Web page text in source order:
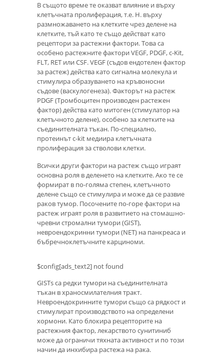
В същото време те оказват влияние и върху
клетъчната пролиферация, т.е. H. върху
размножаването на клетките чрез делене на
клетките, тъй като те също действат като
рецептори за растежни фактори. Това са
особено растежните фактори VEGF, PDGF, c-Kit,
FLT, RET или CSF. VEGF (съдов ендотелен фактор
за растеж) действа като сигнална молекула и
стимулира образуването на кръвоносни
съдове (васкулогенеза). Факторът на растеж
PDGF (Тромбоцитен производен растежен
фактор) действа като митоген (стимулатор на
клетъчното делене), особено за клетките на
съединителната тъкан. По-специално,
протеинът c-kit медиира клетъчната
пролиферация за стволови клетки.
Всички други фактори на растеж също играят
основна роля в деленето на клетките. Ако те се
формират в по-голяма степен, клетъчното
делене също се стимулира и може да се развие
раков тумор. Посочените по-горе фактори на
растеж играят роля в развитието на стомашно-
чревни стромални тумори (GIST),
невроендокринни тумори (NET) на панкреаса и
бъбречноклетъчните карциноми.
$config[ads_text2] not found
GISTs са редки тумори на съединителната
тъкан в храносмилателния тракт.
Невроендокринните тумори също са рядкост и
стимулират производството на определени
хормони. Като блокира рецепторите на
растежния фактор, лекарството сунитиниб
може да ограничи тяхната активност и по този
начин да инхибира растежа на рака.